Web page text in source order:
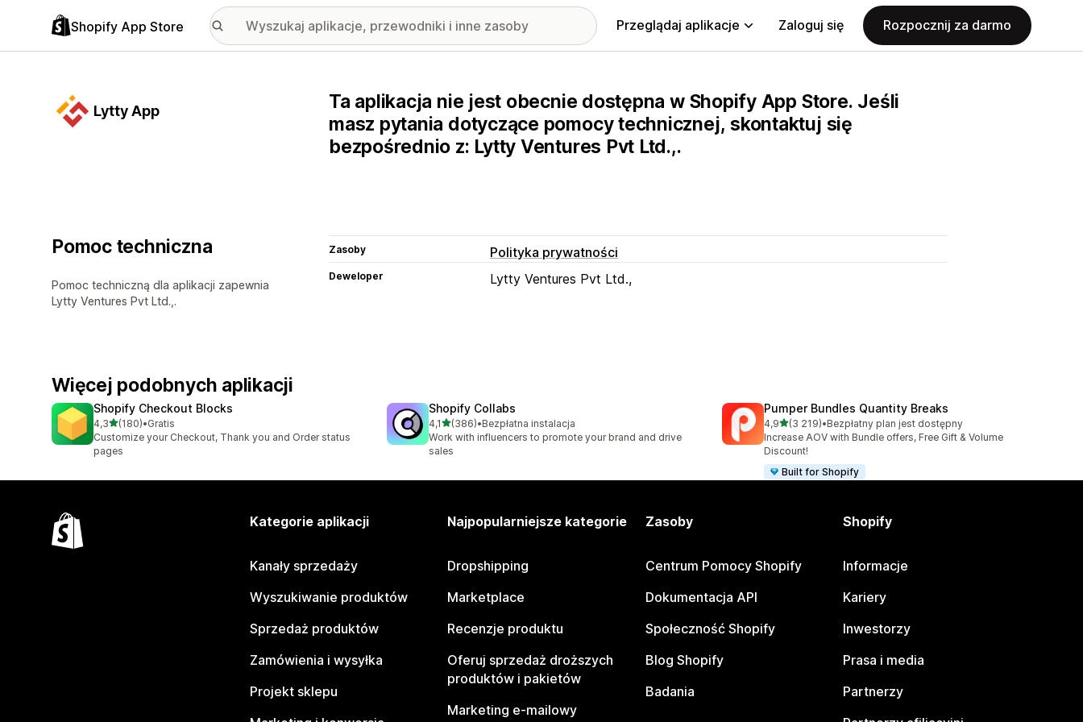
Shopify App Store Przeglądaj aplikacje Zaloguj się Rozpocznij za darmo
Lytty App
Ta aplikacja nie jest obecnie dostępna w Shopify App Store. Jeśli
masz pytania dotyczące pomocy technicznej, skontaktuj się
bezpośrednio z: Lytty Ventures Pvt Ltd.,.
Pomoc techniczna
Pomoc techniczną dla aplikacji zapewnia
Lytty Ventures Pvt Ltd.,.
Zasoby Polityka prywatności
Deweloper Lytty Ventures Pvt Ltd.,
Więcej podobnych aplikacji
Shopify Checkout Blocks
4,3na 5 gwiazdek
(180)
Łączna liczba recenzji: 180
•Gratis
Customize your Checkout, Thank you and Order status
pages
Shopify Collabs
4,1na 5 gwiazdek
(386)
Łączna liczba recenzji: 386
•Bezpłatna instalacja
Work with influencers to promote your brand and drive
sales
Pumper Bundles Quantity Breaks
4,9na 5 gwiazdek
(3 219)
Łączna liczba recenzji: 3219
•Bezpłatny plan jest dostępny
Increase AOV with Bundle offers, Free Gift & Volume
Discount!
Built for Shopify
Kategorie aplikacji
Kanały sprzedaży
Wyszukiwanie produktów
Sprzedaż produktów
Zamówienia i wysyłka
Projekt sklepu
Najpopularniejsze kategorie
Dropshipping
Marketplace
Recenzje produktu
Oferuj sprzedaż droższych
produktów i pakietów
Marketing e-mailowy
Zasoby
Centrum Pomocy Shopify
Dokumentacja API
Społeczność Shopify
Blog Shopify
Badania
Shopify
Informacje
Kariery
Inwestorzy
Prasa i media
Partnerzy